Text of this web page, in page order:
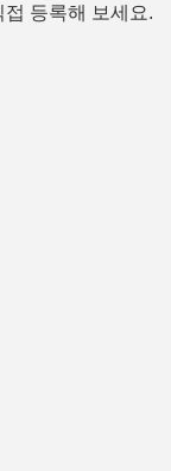
등록해 보세요.